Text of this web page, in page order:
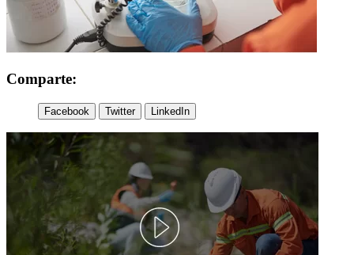
Comparte:
Facebook Twitter LinkedIn